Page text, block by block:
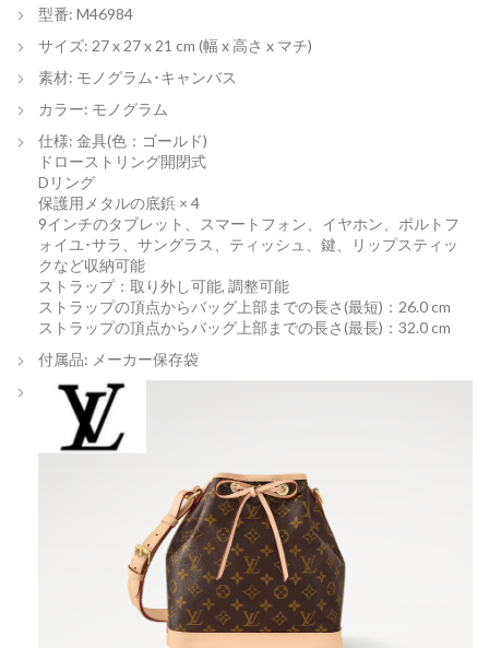
型番: M46984
サイズ: 27 x 27 x 21 cm (幅 x 高さ x マチ)
素材: モノグラム･キャンバス
カラー: モノグラム
仕様: 金具(色：ゴールド)
ドローストリング開閉式
Dリング
保護用メタルの底鋲 × 4
9インチのタブレット、スマートフォン、イヤホン、ポルトフ
ォイユ･サラ、サングラス、ティッシュ、鍵、リップスティッ
クなど収納可能
ストラップ：取り外し可能, 調整可能
ストラップの頂点からバッグ上部までの長さ(最短)：26.0 cm
ストラップの頂点からバッグ上部までの長さ(最長)：32.0 cm
付属品: メーカー保存袋